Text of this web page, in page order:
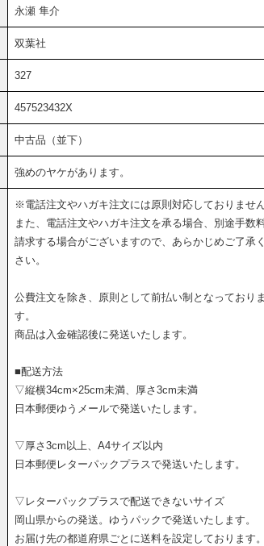
永瀬 隼介
双葉社
327
457523432X
中古品（並下）
強めのヤケがあります。
※電話注文やハガキ注文には原則対応しておりません
また、電話注文やハガキ注文を承る場合、別途手数
請求する場合がございますので、あらかじめご了承
さい。
公費注文を除き、原則として前払い制となっておりま
す。
商品は入金確認後に発送いたします。
■配送方法
▽縦横34cm×25cm未満、厚さ3cm未満
日本郵便ゆうメールで発送いたします。
▽厚さ3cm以上、A4サイズ以内
日本郵便レターパックプラスで発送いたします。
▽レターパックプラスで配送できないサイズ
岡山県からの発送。ゆうパックで発送いたします。
お届け先の都道府県ごとに送料を設定しております。